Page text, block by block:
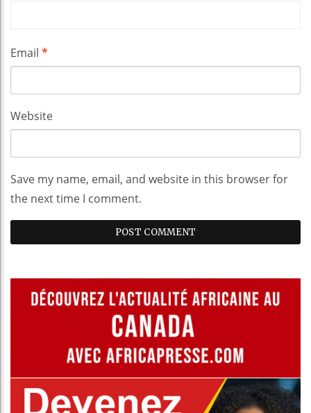
Email *
Website
Save my name, email, and website in this browser for
the next time I comment.